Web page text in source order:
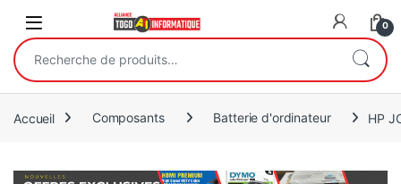
Open 0
Recherche pour :
Accueil Composants Batterie d'ordinateur HP